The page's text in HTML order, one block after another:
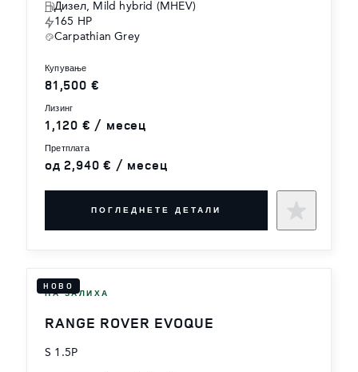
Дизел, Mild hybrid (MHEV)
165 HP
Carpathian Grey
купување
81,500 €
лизинг
1,120 € / месец
претплата
од 2,940 € / месец
ПОГЛЕДНЕТЕ ДЕТАЛИ
НОВО
НА ЗАЛИХА
RANGE ROVER EVOQUE
S 1.5P